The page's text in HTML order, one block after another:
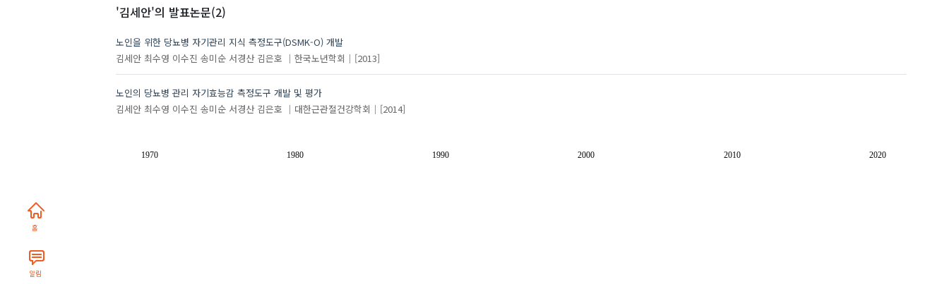
홈
알림
'김세안'의 발표논문(2)
노인을 위한 당뇨병 자기관리 지식 측정도구(DSMK-O) 개발
김세안 최수영 이수진 송미순 서경산 김은호 한국노년학회 [2013]
노인의 당뇨병 관리 자기효능감 측정도구 개발 및 평가
김세안 최수영 이수진 송미순 서경산 김은호 대한근관절건강학회 [2014]
1970 1980 1990 2000 2010 2020